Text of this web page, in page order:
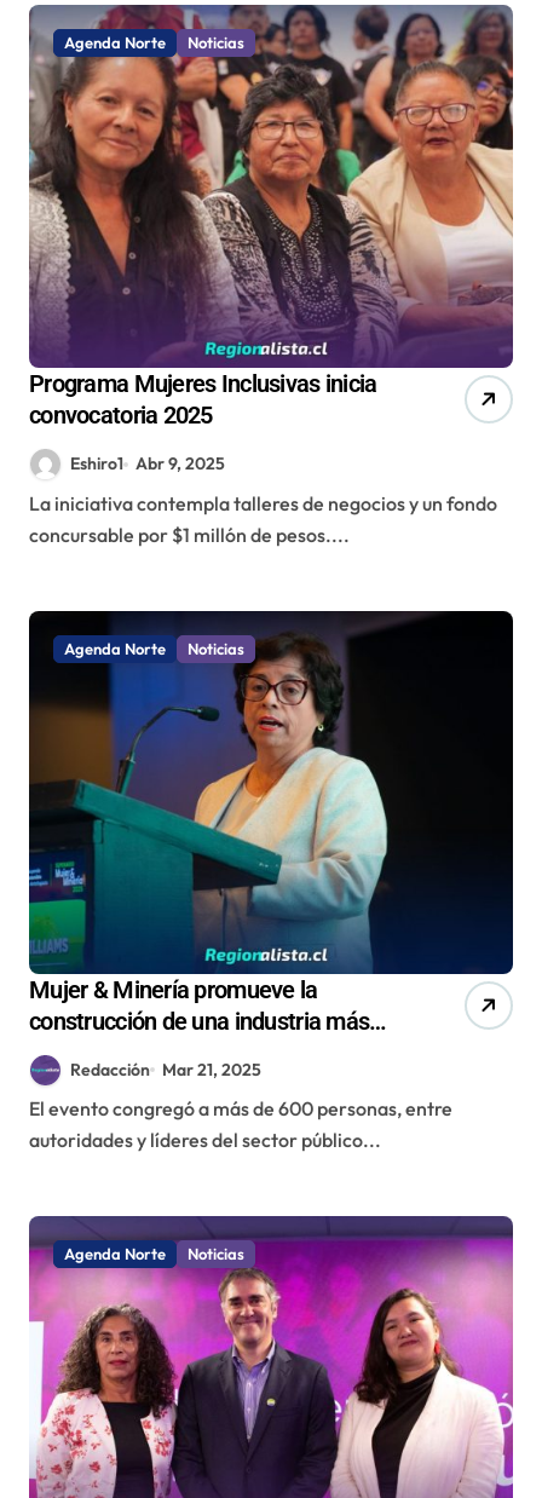
Agenda Norte Noticias
Programa Mujeres Inclusivas inicia
convocatoria 2025
Eshiro1 Abr 9, 2025
La iniciativa contempla talleres de negocios y un fondo
concursable por $1 millón de pesos....
Agenda Norte Noticias
Mujer & Minería promueve la
construcción de una industria más
equitativa e inclusiva
Redacción Mar 21, 2025
El evento congregó a más de 600 personas, entre
autoridades y líderes del sector público...
Agenda Norte Noticias